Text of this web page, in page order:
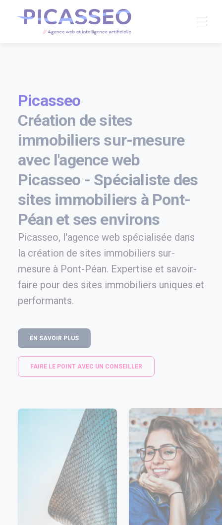
Picasseo
Création de sites
immobiliers sur-mesure
avec l'agence web
Picasseo - Spécialiste des
sites immobiliers à Pont-
Péan et ses environs
Picasseo, l'agence web spécialisée dans
la création de sites immobiliers sur-
mesure à Pont-Péan. Expertise et savoir-
faire pour des sites immobiliers uniques et
performants.
EN SAVOIR PLUS
FAIRE LE POINT AVEC UN CONSEILLER